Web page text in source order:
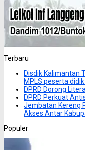
Terbaru
Disdik Kalimantan
MPLS peserta
DPRD Dorong
DPRD Perkuat
Jembatan Kereng
Akses Antar
Populer